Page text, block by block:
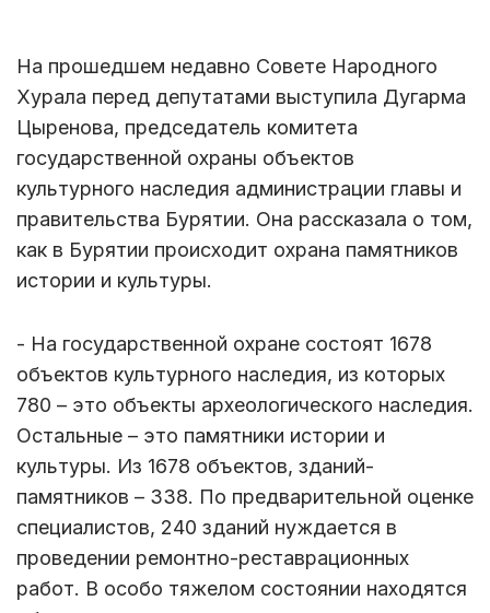
На прошедшем недавно Совете Народного
Хурала перед депутатами выступила Дугарма
Цыренова, председатель комитета
государственной охраны объектов
культурного наследия администрации главы и
правительства Бурятии. Она рассказала о том,
как в Бурятии происходит охрана памятников
истории и культуры.
- На государственной охране состоят 1678
объектов культурного наследия, из которых
780 – это объекты археологического наследия.
Остальные – это памятники истории и
культуры. Из 1678 объектов, зданий-
памятников – 338. По предварительной оценке
специалистов, 240 зданий нуждается в
проведении ремонтно-реставрационных
работ. В особо тяжелом состоянии находятся